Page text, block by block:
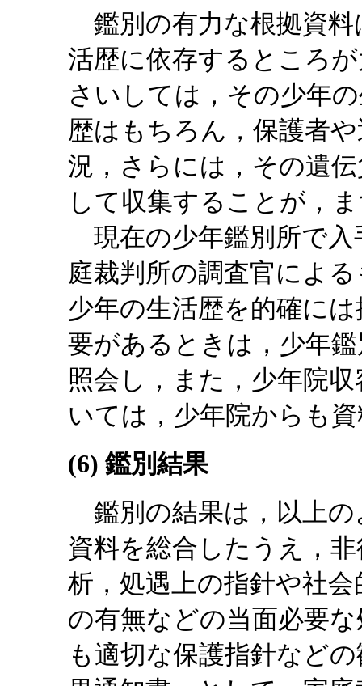
鑑別の有力な根拠資料
活歴に依存するところ
さいしては，その少年
歴はもちろん，保護者
況，さらには，その遺
して収集することが，
現在の少年鑑別所で入
庭裁判所の調査官によ
少年の生活歴を的確に
要があるときは，少年
照会し，また，少年院
いては，少年院からも
(6) 鑑別結果
鑑別の結果は，以上の
資料を総合したうえ，
析，処遇上の指針や社
の有無などの当面必要
も適切な保護指針など